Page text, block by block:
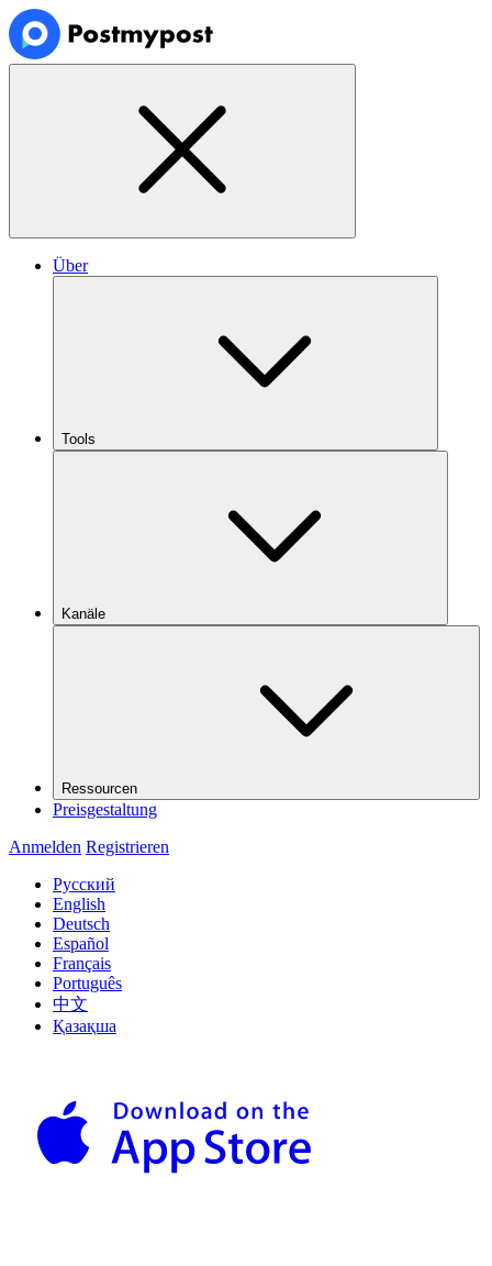
Über
Tools
Kanäle
Ressourcen
Preisgestaltung
Anmelden Registrieren
Русский
English
Deutsch
Español
Français
Português
中文
Қазақша